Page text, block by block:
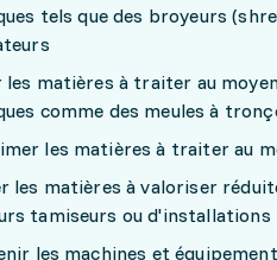
tels que des broyeurs
les matières à traiter au
comme des meules à
les matières à traiter au
les matières à valoriser
tamiseurs ou d'installations
les machines et